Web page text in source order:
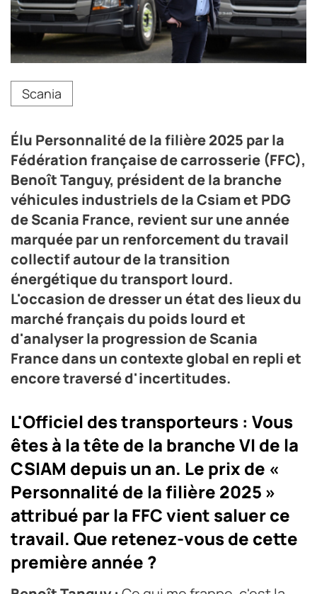
Élu Personnalité de la filière 2025 par la Fédération
française de carrosserie (FFC), Benoît Tanguy, est
Crédit photo DR
Scania
Élu Personnalité de la filière 2025 par la
Fédération française de carrosserie (FFC),
Benoît Tanguy, président de la branche
véhicules industriels de la Csiam et PDG
de Scania France, revient sur une année
marquée par un renforcement du travail
collectif autour de la transition
énergétique du transport lourd.
L'occasion de dresser un état des lieux du
marché français du poids lourd et
d'analyser la progression de Scania
France dans un contexte global en repli et
encore traversé d'incertitudes.
L'Officiel des transporteurs : Vous
êtes à la tête de la branche VI de la
CSIAM depuis un an. Le prix de «
Personnalité de la filière 2025 »
attribué par la FFC vient saluer ce
travail. Que retenez-vous de cette
première année ?